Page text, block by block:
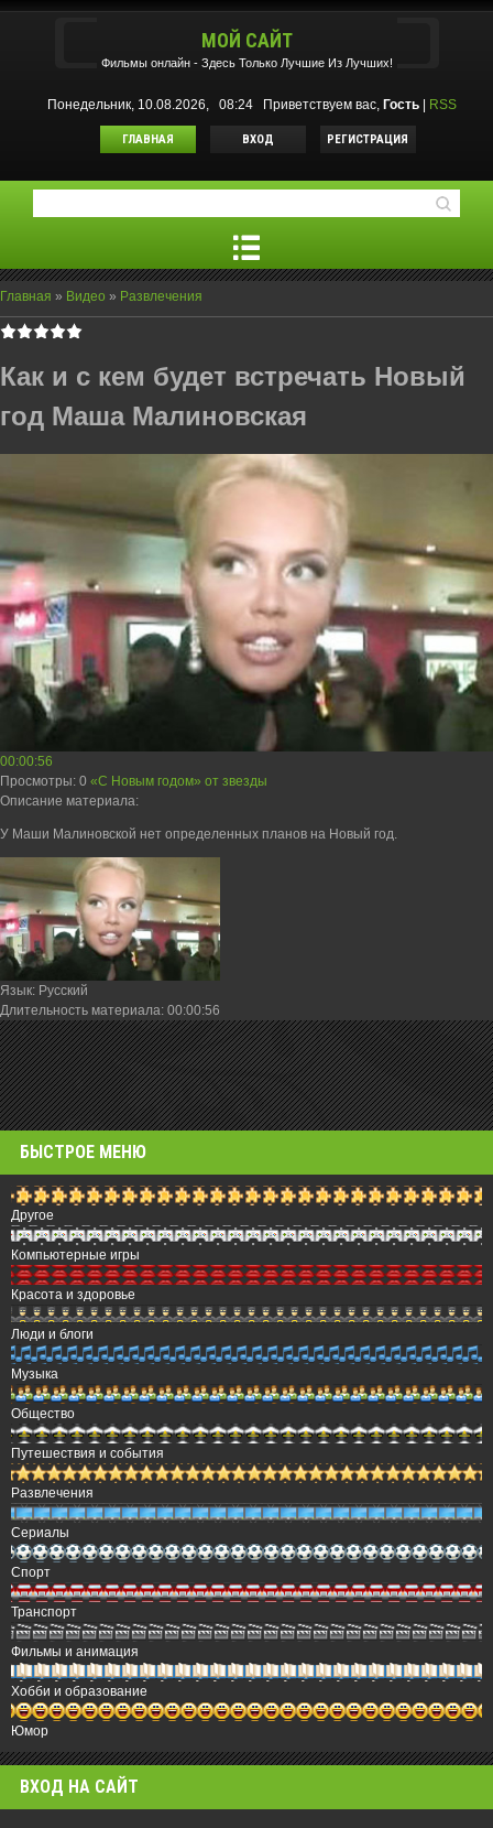
МОЙ САЙТ
Фильмы oнлайн - Здесь Только Лучшие Из Лучших!
Понедельник, 10.08.2026, 08:24 Приветствуем вас, Гость RSS
ГЛАВНАЯ ВХОД РЕГИСТРАЦИЯ
Главная » Видео » Развлечения
Как и с кем будет встречать Новый
год Маша Малиновская
00:00:56
Просмотры: 0 «С Новым годом» от звезды
Описание материала:
У Маши Малиновской нет определенных планов на Новый год.
Язык: Русский
Длительность материала: 00:00:56
БЫСТРОЕ МЕНЮ
Другое
Компьютерные игры
Красота и здоровье
Люди и блоги
Музыка
Общество
Путешествия и события
Развлечения
Сериалы
Спорт
Транспорт
Фильмы и анимация
Хобби и образование
Юмор
ВХОД НА САЙТ